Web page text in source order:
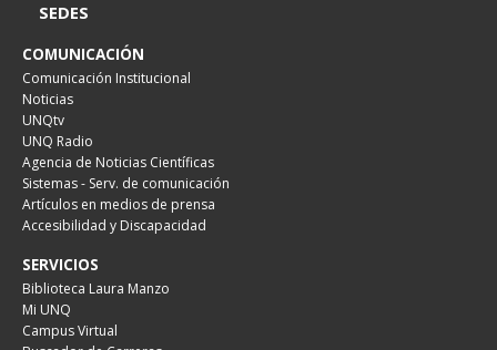
SEDES
COMUNICACIÓN
Comunicación Institucional
Noticias
UNQtv
UNQ Radio
Agencia de Noticias Científicas
Sistemas - Serv. de comunicación
Artículos en medios de prensa
Accesibilidad y Discapacidad
SERVICIOS
Biblioteca Laura Manzo
Mi UNQ
Campus Virtual